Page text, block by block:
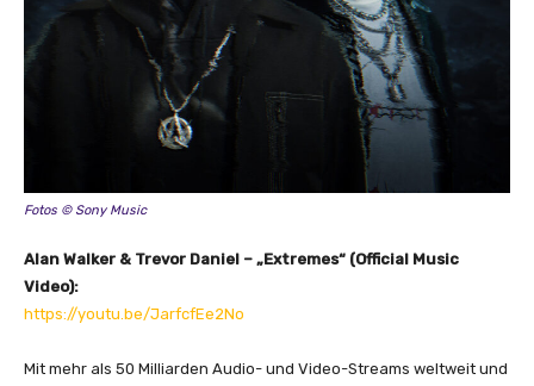
f
u
s
i
V
Fotos © Sony Music
Alan Walker & Trevor Daniel – „Extremes“ (Official Music
Video):
https://youtu.be/JarfcfEe2No
Mit mehr als 50 Milliarden Audio- und Video-Streams weltweit und